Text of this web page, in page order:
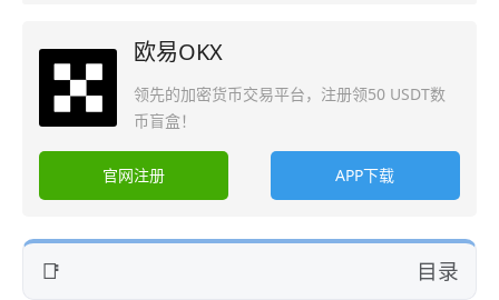
欧易OKX
领先的加密货币交易平台，注册领50 USDT数
币盲盒！
官网注册 APP下载
目录